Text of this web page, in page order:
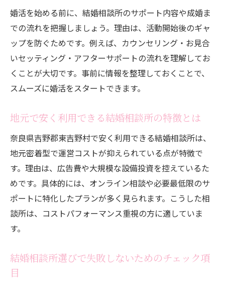
結婚相談所のオンラインサービス活用法を
紹介
自宅でできる結婚相談所の婚活メリットと
は
オンライン結婚相談所で費用と時間を節約
結婚相談所のオンライン相談で得られる安
心感
忙しい方に最適な結婚相談所のオンライン
機能
オンライン対応結婚相談所の選び方と注意
点
成婚実績が高い相談所の特徴を解説
成婚実績豊富な結婚相談所のサポート力を
婚活を始める前に、結婚相談所のサポート内容や成婚ま
での流れを把握しましょう。理由は、活動開始後のギャ
ップを防ぐためです。例えば、カウンセリング・お見合
いセッティング・アフターサポートの流れを理解してお
くことが大切です。事前に情報を整理しておくことで、
スムーズに婚活をスタートできます。
地元で安く利用できる結婚相談所の特徴とは
奈良県吉野郡東吉野村で安く利用できる結婚相談所は、
地元密着型で運営コストが抑えられている点が特徴で
す。理由は、広告費や大規模な設備投資を控えているた
めです。具体的には、オンライン相談や必要最低限のサ
ポートに特化したプランが多く見られます。こうした相
談所は、コストパフォーマンス重視の方に適していま
す。
結婚相談所選びで失敗しないためのチェック項
目